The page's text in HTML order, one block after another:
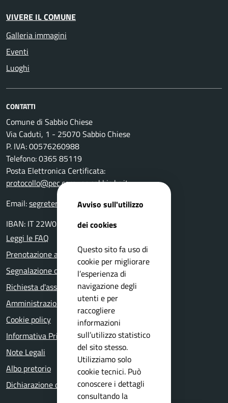
VIVERE IL COMUNE
Galleria immagini
Eventi
Luoghi
CONTATTI
Comune di Sabbio Chiese
Via Caduti, 1 - 25070 Sabbio Chiese
P. IVA: 00576260988
Telefono: 0365 85119
Posta Elettronica Certificata:
protocollo@pec.comune.sabbio.bs.it
Email:segreteria@comune.sabbio.bs.it
IBAN: IT 22W0359901800000000131522
Leggi le FAQ
Prenotazione appuntamento
Segnalazione disservizio
Richiesta d'assistenza
Amministrazione trasparente
Cookie policy
Informativa Privacy
Note Legali
Albo pretorio
Dichiarazione di accessibilità
Avviso sull'utilizzo
dei cookies
Questo sito fa uso di
cookie per migliorare
l’esperienza di
navigazione degli
utenti e per
raccogliere
informazioni
sull’utilizzo statistico
del sito stesso.
Utilizziamo solo
cookie tecnici. Può
conoscere i dettagli
consultando la